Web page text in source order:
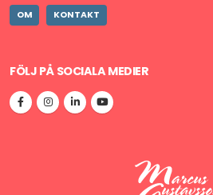
OM KONTAKT
FÖLJ PÅ SOCIALA MEDIER